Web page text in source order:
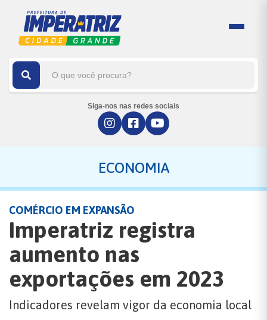
Siga-nos nas redes sociais
ECONOMIA
COMÉRCIO EM EXPANSÃO
Imperatriz registra
aumento nas
exportações em 2023
Indicadores revelam vigor da economia local